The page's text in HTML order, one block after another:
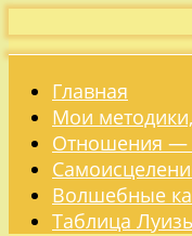
Главная
Мои
Отношения —
Волшебные
Таблица